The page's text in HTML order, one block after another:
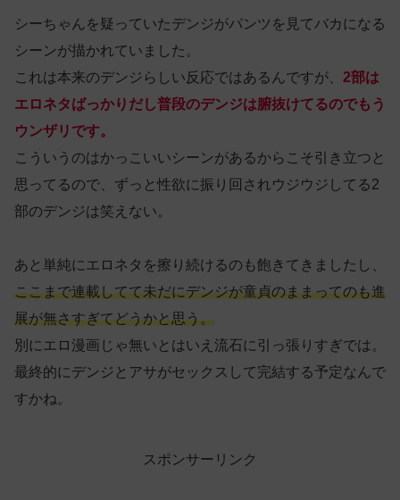
シーちゃんを疑っていたデンジがパンツを見てバカになる
シーンが描かれていました。
これは本来のデンジらしい反応ではあるんですが、 2部は
エロネタばっかりだし普段のデンジは腑抜けてるのでもう
ウンザリです。
こういうのはかっこいいシーンがあるからこそ引き立つと
思ってるので、ずっと性欲に振り回されウジウジしてる2
部のデンジは笑えない。
あと単純にエロネタを擦り続けるのも飽きてきましたし、
ここまで連載してて未だにデンジが童貞のままってのも進
展が無さすぎてどうかと思う。
別にエロ漫画じゃ無いとはいえ流石に引っ張りすぎでは。
最終的にデンジとアサがセックスして完結する予定なんで
すかね。
スポンサーリンク